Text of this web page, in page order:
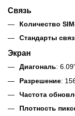
Связь
Количество
Стандарты
Экран
Диагональ:
Разрешение:
Частота
Плотность